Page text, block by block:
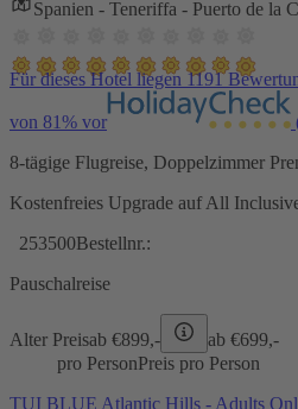
Spanien - Teneriffa - Puerto de la
Für dieses Hotel liegen 1191
von 81% vor
8-tägige Flugreise, Doppelzimmer
Kostenfreies Upgrade auf All
253500Bestellnr.:
Pauschalreise
Alter Preisab €899,- ab €699,-
pro PersonPreis pro Person
TUI BLUE Atlantic Hills - Adults